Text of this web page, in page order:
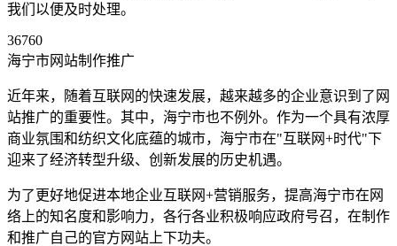
我们以便及时处理。
36760
海宁市网站制作推广
近年来，随着互联网的快速发展，越来越多的企业意识到了网
站推广的重要性。其中，海宁市也不例外。作为一个具有浓厚
商业氛围和纺织文化底蕴的城市，海宁市在"互联网+时代"下
迎来了经济转型升级、创新发展的历史机遇。
为了更好地促进本地企业互联网+营销服务，提高海宁市在网
络上的知名度和影响力，各行各业积极响应政府号召，在制作
和推广自己的官方网站上下功夫。